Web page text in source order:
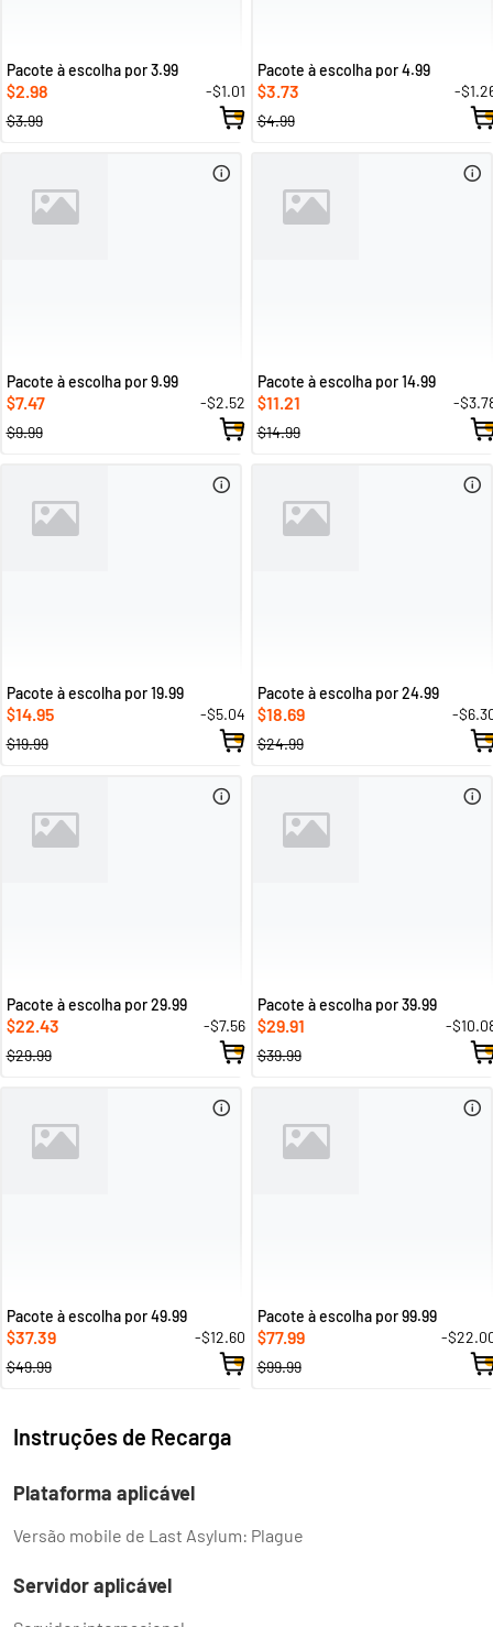
Pacote à escolha por 3.99
$2.98
-$1.01
$3.99
Pacote à escolha por 4.99
$3.73
-
$4.99
Pacote à escolha por 9.99
$7.47
-$2.52
$9.99
Pacote à escolha por 14.99
$11.21
-
$14.99
Pacote à escolha por 19.99
$14.95
-$5.04
$19.99
Pacote à escolha por 24.99
$18.69
-
$24.99
Pacote à escolha por 29.99
$22.43
-$7.56
$29.99
Pacote à escolha por 39.99
$29.91
-
$39.99
Pacote à escolha por 49.99
$37.39
-$12.60
$49.99
Pacote à escolha por 99.99
$77.99
-
$99.99
Instruções de Recarga
Plataforma aplicável
Versão mobile de Last Asylum: Plague
Servidor aplicável